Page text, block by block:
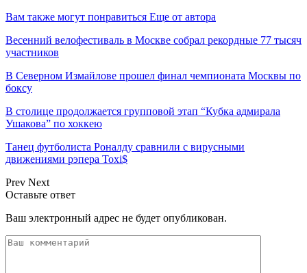
Вам также могут понравиться Еще от автора
Весенний велофестиваль в Москве собрал рекордные 77 тысяч
участников
В Северном Измайлове прошел финал чемпионата Москвы по
боксу
В столице продолжается групповой этап “Кубка адмирала
Ушакова” по хоккею
Танец футболиста Роналду сравнили с вирусными
движениями рэпера Toxi$
Prev Next
Оставьте ответ
Ваш электронный адрес не будет опубликован.